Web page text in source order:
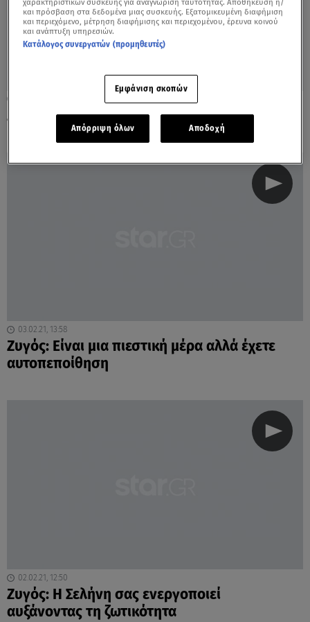
Ζυγός: Μπορεί να προκύψει μία πρόκληση
03.02.21, 13:58
Ζυγός: Είναι μια πιεστική μέρα αλλά έχετε
αυτοπεποίθηση
02.02.21, 12:50
Ζυγός: Η Σελήνη σας ενεργοποιεί
αυξάνοντας τη ζωτικότητα
χαρακτηριστικών συσκευής για αναγνώριση ταυτότητας. Αποθήκευση ή/
και πρόσβαση στα δεδομένα μιας συσκευής. Εξατομικευμένη διαφήμιση
και περιεχόμενο, μέτρηση διαφήμισης και περιεχομένου, έρευνα κοινού
και ανάπτυξη υπηρεσιών.
Κατάλογος συνεργατών (προμηθευτές)
Εμφάνιση σκοπών
Απόρριψη όλων Αποδοχή